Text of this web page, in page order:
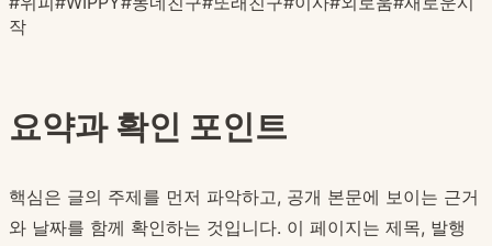
작
요약과 확인 포인트
핵심은 글의 주제를 먼저 파악하고, 공개 본문에 보이는 근거
와 날짜를 함께 확인하는 것입니다. 이 페이지는 제목, 발행